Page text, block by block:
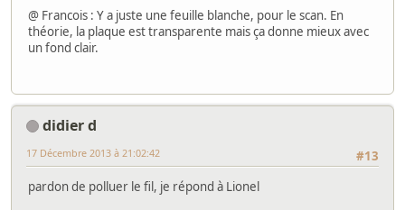
@ Francois : Y a juste une feuille blanche, pour le scan. En
théorie, la plaque est transparente mais ça donne mieux avec
un fond clair.
didier d
#13
17 Décembre 2013 à 21:02:42
pardon de polluer le fil, je répond à Lionel